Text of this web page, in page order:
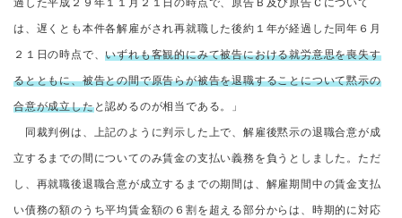
過した平成２９年１１月２１日の時点で、原告Ｂ及び原告Ｃについて
は、遅くとも本件各解雇がされ再就職した後約１年が経過した同年６月
２１日の時点で、いずれも客観的にみて被告における就労意思を喪失す
るとともに、被告との間で原告らが被告を退職することについて黙示の
合意が成立したと認めるのが相当である。」
同裁判例は、上記のように判示した上で、解雇後黙示の退職合意が成
立するまでの間についてのみ賃金の支払い義務を負うとしました。ただ
し、再就職後退職合意が成立するまでの期間は、解雇期間中の賃金支払
い債務の額のうち平均賃金額の６割を超える部分からは、時期的に対応